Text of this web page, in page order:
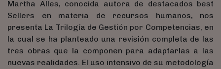
Martha Alles, conocida autora de destacados best
Sellers en materia de recursos humanos, nos
presenta La Trilogía de Gestión por Competencias, en
la cual se ha planteado una revisión completa de las
tres obras que la componen para adaptarlas a las
nuevas realidades. El uso intensivo de su metodología